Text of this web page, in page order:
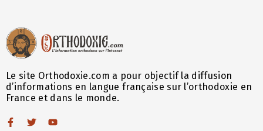
Le site Orthodoxie.com a pour objectif la diffusion
d’informations en langue française sur l’orthodoxie en
France et dans le monde.